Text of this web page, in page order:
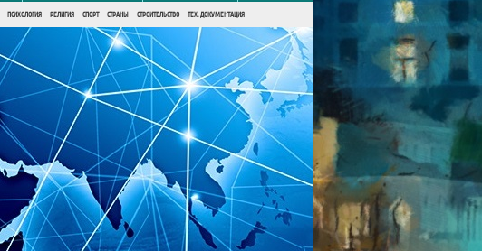
ПСИХОЛОГИЯ РЕЛИГИЯ СПОРТ СТРАНЫ СТРОИТЕЛЬСТВО ТЕХ. ДОКУМЕНТАЦИЯ